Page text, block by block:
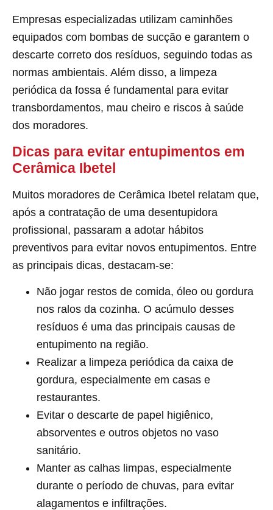
Empresas especializadas utilizam caminhões
equipados com bombas de sucção e garantem o
descarte correto dos resíduos, seguindo todas as
normas ambientais. Além disso, a limpeza
periódica da fossa é fundamental para evitar
transbordamentos, mau cheiro e riscos à saúde
dos moradores.
Dicas para evitar entupimentos em
Cerâmica Ibetel
Muitos moradores de Cerâmica Ibetel relatam que,
após a contratação de uma desentupidora
profissional, passaram a adotar hábitos
preventivos para evitar novos entupimentos. Entre
as principais dicas, destacam-se:
Não jogar restos de comida, óleo ou gordura
nos ralos da cozinha. O acúmulo desses
resíduos é uma das principais causas de
entupimento na região.
Realizar a limpeza periódica da caixa de
gordura, especialmente em casas e
restaurantes.
Evitar o descarte de papel higiênico,
absorventes e outros objetos no vaso
sanitário.
Manter as calhas limpas, especialmente
durante o período de chuvas, para evitar
alagamentos e infiltrações.